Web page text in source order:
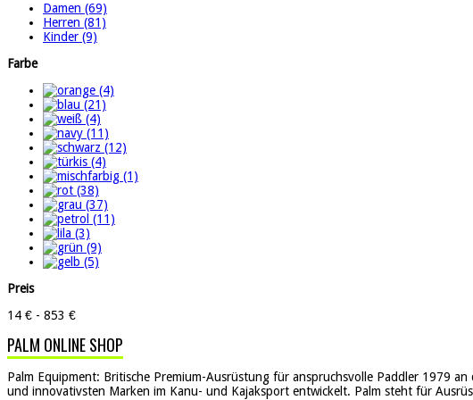
Damen (69)
Herren (81)
Kinder (9)
Farbe
Preis
14 € - 853 €
PALM ONLINE SHOP
Palm Equipment: Britische Premium-Ausrüstung für anspruchsvolle Paddler 1979
und innovativsten Marken im Kanu- und Kajaksport entwickelt. Palm steht für